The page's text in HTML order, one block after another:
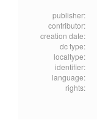
publisher:
contributor:
creation date:
dc type:
localtype:
identifier:
language:
rights: